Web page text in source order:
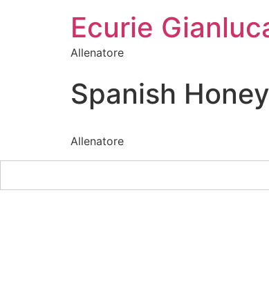
Ecurie
Allenatore
Spanish
Allenatore